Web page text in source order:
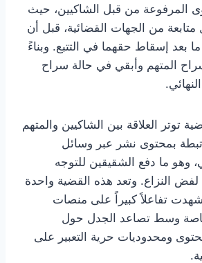
المرفوعة من قبل الشاكيين، حيث
من الجهات القضائية، قبل أن
بعد إسقاط حقهما في التتبع. وبناءً
المتهم وأبقي في حالة سراح
توتر العلاقة بين الشاكيين والمتهم
بمحتوى نشر عبر وسائل
وهو ما دفع الشقيقين للتوجه
النزاع. وتعد هذه القضية واحدة
تفاعلاً كبيراً على منصات
خاصة وسط تصاعد الجدل حول
ومحدوديات حرية التعبير على